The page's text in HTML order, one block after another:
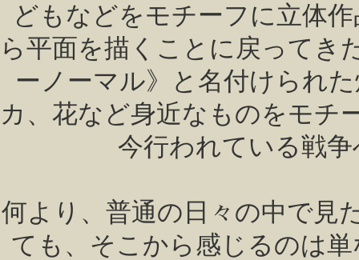
どもなどをモチーフに立体
ら平面を描くことに戻ってき
ーノーマル》と名付けられ
カ、花など身近なものをモチ
今行われている戦
何より、普通の日々の中で見
ても、そこから感じるのは